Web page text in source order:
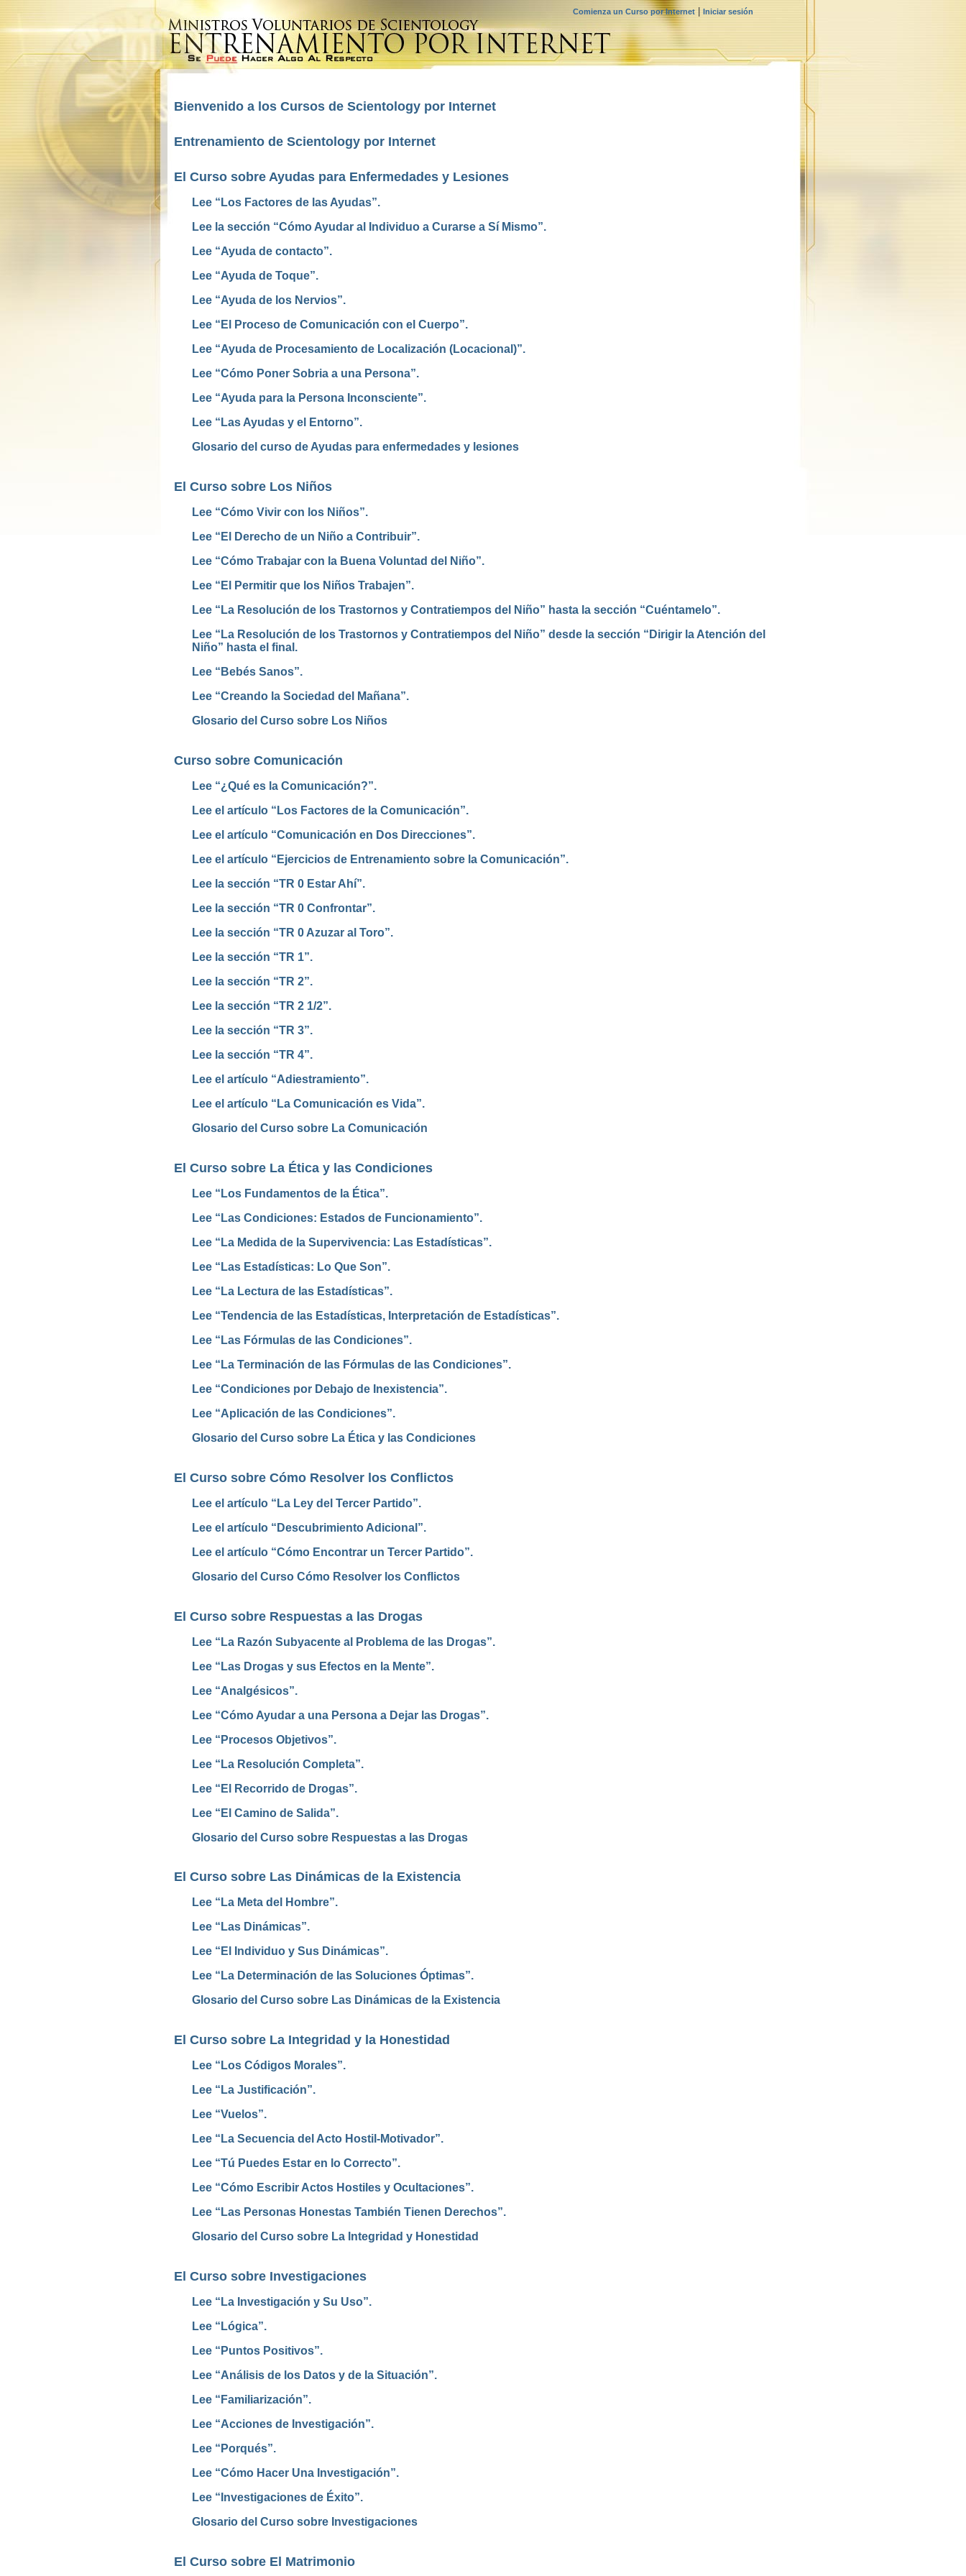
Comienza un Curso por Internet Iniciar sesión
Bienvenido a los Cursos de Scientology por Internet
Entrenamiento de Scientology por Internet
El Curso sobre Ayudas para Enfermedades y Lesiones
Lee “Los Factores de las Ayudas”.
Lee la sección “Cómo Ayudar al Individuo a Curarse a Sí Mismo”.
Lee “Ayuda de contacto”.
Lee “Ayuda de Toque”.
Lee “Ayuda de los Nervios”.
Lee “El Proceso de Comunicación con el Cuerpo”.
Lee “Ayuda de Procesamiento de Localización (Locacional)”.
Lee “Cómo Poner Sobria a una Persona”.
Lee “Ayuda para la Persona Inconsciente”.
Lee “Las Ayudas y el Entorno”.
Glosario del curso de Ayudas para enfermedades y lesiones
El Curso sobre Los Niños
Lee “Cómo Vivir con los Niños”.
Lee “El Derecho de un Niño a Contribuir”.
Lee “Cómo Trabajar con la Buena Voluntad del Niño”.
Lee “El Permitir que los Niños Trabajen”.
Lee “La Resolución de los Trastornos y Contratiempos del Niño” hasta la sección “Cuéntamelo”.
Lee “La Resolución de los Trastornos y Contratiempos del Niño” desde la sección “Dirigir la Atención del
Niño” hasta el final.
Lee “Bebés Sanos”.
Lee “Creando la Sociedad del Mañana”.
Glosario del Curso sobre Los Niños
Curso sobre Comunicación
Lee “¿Qué es la Comunicación?”.
Lee el artículo “Los Factores de la Comunicación”.
Lee el artículo “Comunicación en Dos Direcciones”.
Lee el artículo “Ejercicios de Entrenamiento sobre la Comunicación”.
Lee la sección “TR 0 Estar Ahí”.
Lee la sección “TR 0 Confrontar”.
Lee la sección “TR 0 Azuzar al Toro”.
Lee la sección “TR 1”.
Lee la sección “TR 2”.
Lee la sección “TR 2 1/2”.
Lee la sección “TR 3”.
Lee la sección “TR 4”.
Lee el artículo “Adiestramiento”.
Lee el artículo “La Comunicación es Vida”.
Glosario del Curso sobre La Comunicación
El Curso sobre La Ética y las Condiciones
Lee “Los Fundamentos de la Ética”.
Lee “Las Condiciones: Estados de Funcionamiento”.
Lee “La Medida de la Supervivencia: Las Estadísticas”.
Lee “Las Estadísticas: Lo Que Son”.
Lee “La Lectura de las Estadísticas”.
Lee “Tendencia de las Estadísticas, Interpretación de Estadísticas”.
Lee “Las Fórmulas de las Condiciones”.
Lee “La Terminación de las Fórmulas de las Condiciones”.
Lee “Condiciones por Debajo de Inexistencia”.
Lee “Aplicación de las Condiciones”.
Glosario del Curso sobre La Ética y las Condiciones
El Curso sobre Cómo Resolver los Conflictos
Lee el artículo “La Ley del Tercer Partido”.
Lee el artículo “Descubrimiento Adicional”.
Lee el artículo “Cómo Encontrar un Tercer Partido”.
Glosario del Curso Cómo Resolver los Conflictos
El Curso sobre Respuestas a las Drogas
Lee “La Razón Subyacente al Problema de las Drogas”.
Lee “Las Drogas y sus Efectos en la Mente”.
Lee “Analgésicos”.
Lee “Cómo Ayudar a una Persona a Dejar las Drogas”.
Lee “Procesos Objetivos”.
Lee “La Resolución Completa”.
Lee “El Recorrido de Drogas”.
Lee “El Camino de Salida”.
Glosario del Curso sobre Respuestas a las Drogas
El Curso sobre Las Dinámicas de la Existencia
Lee “La Meta del Hombre”.
Lee “Las Dinámicas”.
Lee “El Individuo y Sus Dinámicas”.
Lee “La Determinación de las Soluciones Óptimas”.
Glosario del Curso sobre Las Dinámicas de la Existencia
El Curso sobre La Integridad y la Honestidad
Lee “Los Códigos Morales”.
Lee “La Justificación”.
Lee “Vuelos”.
Lee “La Secuencia del Acto Hostil-Motivador”.
Lee “Tú Puedes Estar en lo Correcto”.
Lee “Cómo Escribir Actos Hostiles y Ocultaciones”.
Lee “Las Personas Honestas También Tienen Derechos”.
Glosario del Curso sobre La Integridad y Honestidad
El Curso sobre Investigaciones
Lee “La Investigación y Su Uso”.
Lee “Lógica”.
Lee “Puntos Positivos”.
Lee “Análisis de los Datos y de la Situación”.
Lee “Familiarización”.
Lee “Acciones de Investigación”.
Lee “Porqués”.
Lee “Cómo Hacer Una Investigación”.
Lee “Investigaciones de Éxito”.
Glosario del Curso sobre Investigaciones
El Curso sobre El Matrimonio